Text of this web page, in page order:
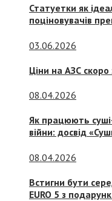
Статуетки як
поціновувачів
03.06.2026
Ціни на АЗС скоро
08.04.2026
Як працюють
війни: досвід
08.04.2026
Встигни бути
EURO 5 з